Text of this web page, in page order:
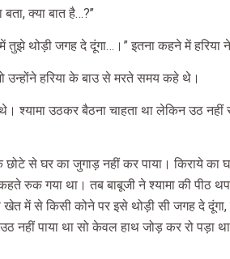
क्या बात है…?’’
थोड़ी जगह दे दूंगा…।” इतना कहने में हरिया
उन्होंने हरिया के बाउ से मरते समय कहे थे।
श्यामा उठकर बैठना चाहता था लेकिन उठ
छोटे से घर का जुगाड़ नहीं कर पाया। किराये
रुक गया था। तब बाबूजी ने श्यामा की पीठ
खेत में से किसी कोने पर इसे थोड़ी सी जगह दे
नहीं पाया था सो केवल हाथ जोड़ कर रो